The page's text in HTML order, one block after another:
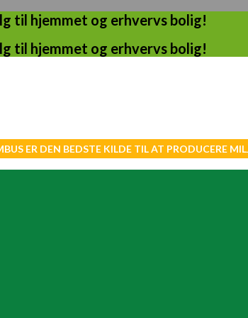
til hjemmet og erhvervs bolig!
til hjemmet og erhvervs bolig!
ER DEN BEDSTE KILDE TIL AT PRODUCERE